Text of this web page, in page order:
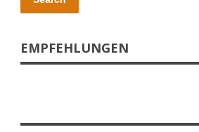
EMPFEHLUNGEN